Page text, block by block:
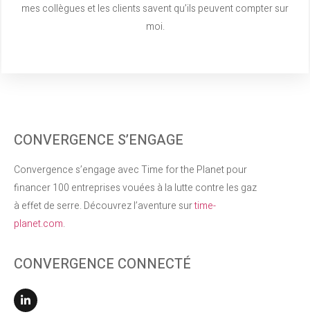
mes collègues et les clients savent qu’ils peuvent compter sur
moi.
CONVERGENCE S’ENGAGE
Convergence s’engage avec Time for the Planet pour
financer 100 entreprises vouées à la lutte contre les gaz
à effet de serre. Découvrez l’aventure surtime-
planet.com.
CONVERGENCE CONNECTÉ